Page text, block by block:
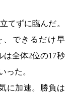
てずに臨んだ。
、できるだけ早
は全体2位の17秒
った。
に加速。勝負は